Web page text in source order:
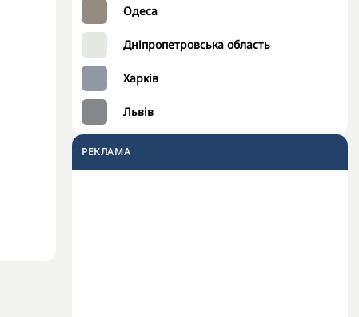
Одеса
Дніпропетровська область
Харків
Львів
РЕКЛАМА